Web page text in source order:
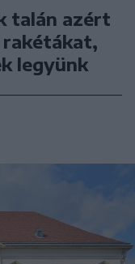
talán azért
rakétákat,
legyünk